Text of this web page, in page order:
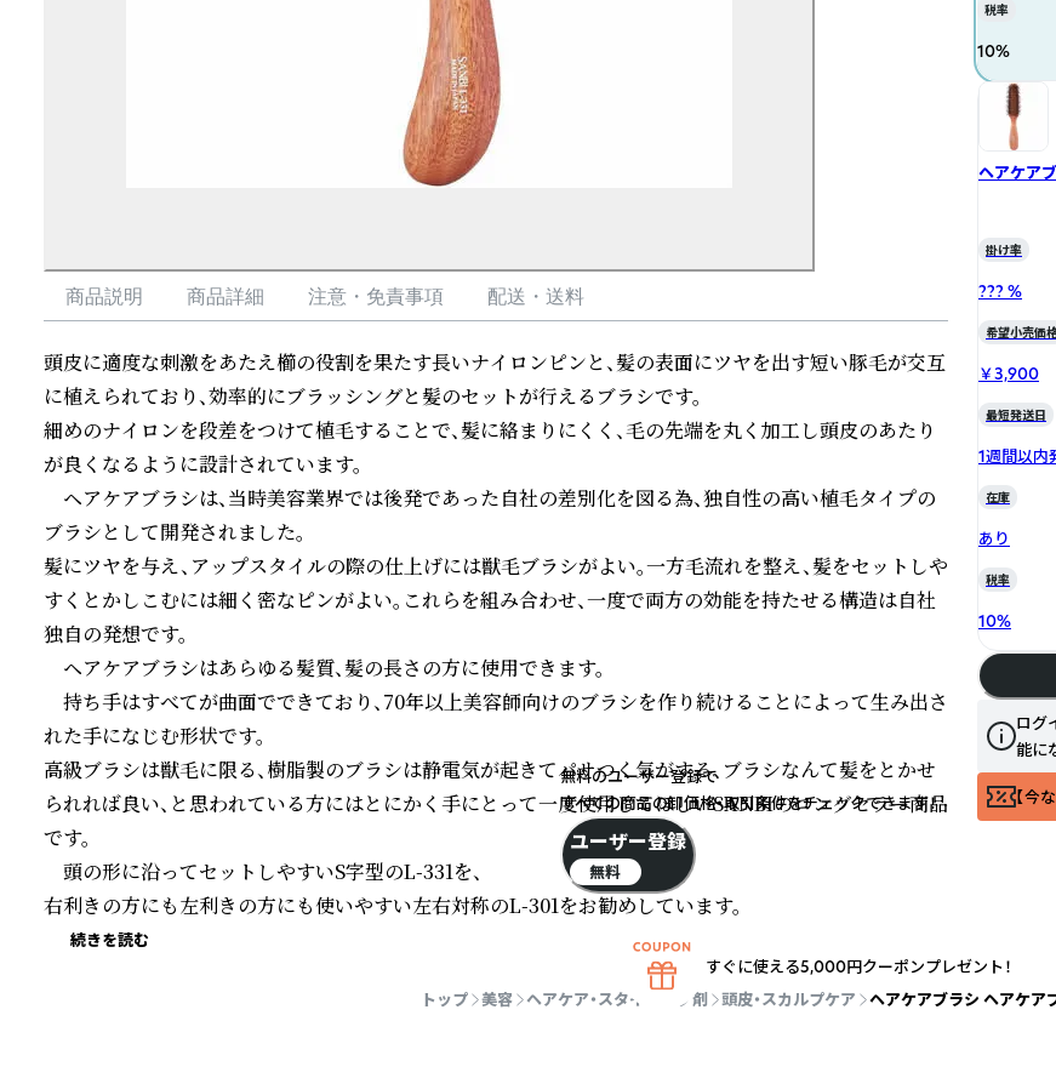
商品説明 商品詳細 注意・免責事項 配送・送料
頭皮に適度な刺激をあたえ櫛の役割を果たす長いナイロンピンと、髪の表面にツヤを出す短い豚毛が交互
に植えられており、効率的にブラッシングと髪のセットが行えるブラシです。
細めのナイロンを段差をつけて植毛することで、髪に絡まりにくく、毛の先端を丸く加工し頭皮のあたり
が良くなるように設計されています。
ヘアケアブラシは、当時美容業界では後発であった自社の差別化を図る為、独自性の高い植毛タイプの
ブラシとして開発されました。
髪にツヤを与え、アップスタイルの際の仕上げには獣毛ブラシがよい。一方毛流れを整え、髪をセットしや
すくとかしこむには細く密なピンがよい。これらを組み合わせ、一度で両方の効能を持たせる構造は自社
独自の発想です。
ヘアケアブラシはあらゆる髪質、髪の長さの方に使用できます。
持ち手はすべてが曲面でできており、70年以上美容師向けのブラシを作り続けることによって生み出さ
れた手になじむ形状です。
高級ブラシは獣毛に限る、樹脂製のブラシは静電気が起きてパサつく気がする、ブラシなんて髪をとかせ
られれば良い、と思われている方にはとにかく手にとって一度使用してほしいSANBIのロングセラー商品
です。
頭の形に沿ってセットしやすいS字型のL-331を、
右利きの方にも左利きの方にも使いやすい左右対称のL-301をお勧めしています。
続きを読む
税率
10%
ヘアケア
掛け率
??? %
希望小売価
￥3,900
最短発送日
1週間以内
在庫
あり
税率
10%
ログ
能に
【今
トップ 美容 ヘアケア・スタイリング剤 頭皮・スカルプケア ヘアケアブラシ ヘアケ
無料のユーザー登録で
すべての商品の卸価格・取引条件をチェックできます！
ユーザー登録
無料
すぐに使える5,000円クーポンプレゼント！